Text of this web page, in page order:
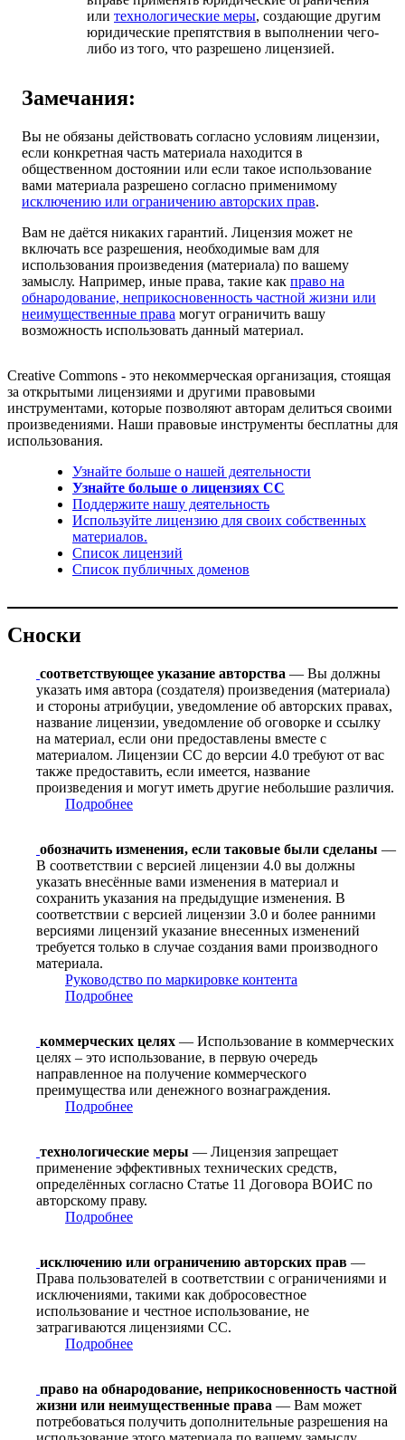
или технологические меры, создающие другим
юридические препятствия в выполнении чего-
либо из того, что разрешено лицензией.
Замечания:
Вы не обязаны действовать согласно условиям лицензии,
если конкретная часть материала находится в
общественном достоянии или если такое использование
вами материала разрешено согласно применимому
исключению или ограничению авторских прав.
Вам не даётся никаких гарантий. Лицензия может не
включать все разрешения, необходимые вам для
использования произведения (материала) по вашему
замыслу. Например, иные права, такие как право на
обнародование, неприкосновенность частной жизни или
неимущественные права могут ограничить вашу
возможность использовать данный материал.
Creative Commons - это некоммерческая организация, стоящая
за открытыми лицензиями и другими правовыми
инструментами, которые позволяют авторам делиться своими
произведениями. Наши правовые инструменты бесплатны для
использования.
Узнайте больше о нашей деятельности
Узнайте больше о лицензиях CC
Поддержите нашу деятельность
Используйте лицензию для своих собственных
материалов.
Список лицензий
Список публичных доменов
Сноски
соответствующее указание авторства — Вы должны
указать имя автора (создателя) произведения (материала)
и стороны атрибуции, уведомление об авторских правах,
название лицензии, уведомление об оговорке и ссылку
на материал, если они предоставлены вместе с
материалом. Лицензии CC до версии 4.0 требуют от вас
также предоставить, если имеется, название
произведения и могут иметь другие небольшие различия.
Подробнее
обозначить изменения, если таковые были сделаны —
В соответствии с версией лицензии 4.0 вы должны
указать внесённые вами изменения в материал и
сохранить указания на предыдущие изменения. В
соответствии с версией лицензии 3.0 и более ранними
версиями лицензий указание внесенных изменений
требуется только в случае создания вами производного
материала.
Руководство по маркировке контента
Подробнее
коммерческих целях — Использование в коммерческих
целях – это использование, в первую очередь
направленное на получение коммерческого
преимущества или денежного вознаграждения.
Подробнее
технологические меры — Лицензия запрещает
применение эффективных технических средств,
определённых согласно Статье 11 Договора ВОИС по
авторскому праву.
Подробнее
исключению или ограничению авторских прав —
Права пользователей в соответствии с ограничениями и
исключениями, такими как добросовестное
использование и честное использование, не
затрагиваются лицензиями CC.
Подробнее
право на обнародование, неприкосновенность частной
жизни или неимущественные права — Вам может
потребоваться получить дополнительные разрешения на